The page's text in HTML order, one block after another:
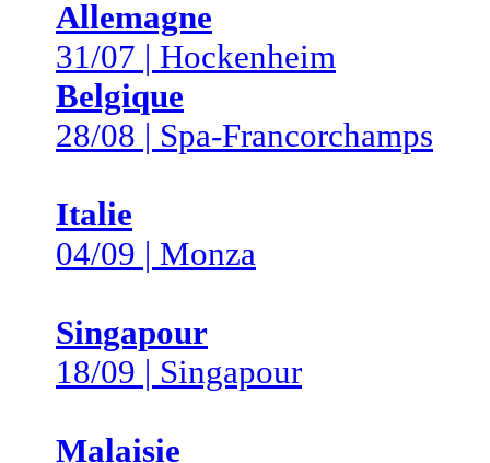
Allemagne
31/07 | Hockenheim
Belgique
28/08 | Spa-Francorchamps
Italie
04/09 | Monza
Singapour
18/09 | Singapour
Malaisie